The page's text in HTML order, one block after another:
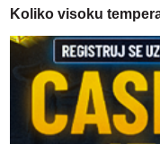
Koliko visoku